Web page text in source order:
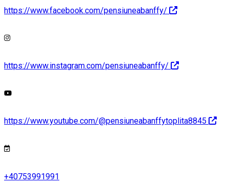
https://www.facebook.com/pensiuneabanffy/
https://www.instagram.com/pensiuneabanffy/
https://www.youtube.com/@pensiuneabanffytoplita8845
+40753991991